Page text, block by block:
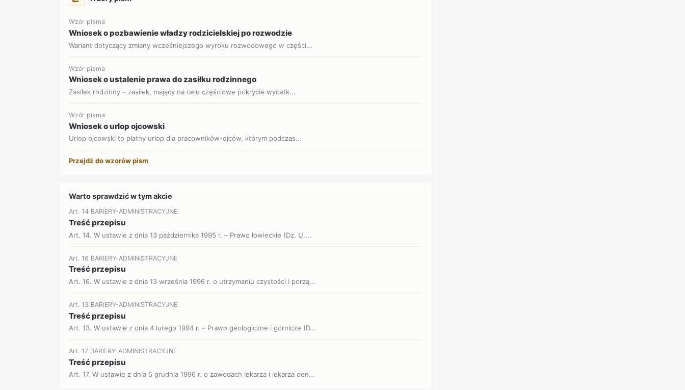
Wzór pisma
Wniosek o pozbawienie władzy rodzicielskiej po rozwodzie
Wariant dotyczący zmiany wcześniejszego wyroku rozwodowego w części...
Wzór pisma
Wniosek o ustalenie prawa do zasiłku rodzinnego
Zasiłek rodzinny – zasiłek, mający na celu częściowe pokrycie wydatk...
Wzór pisma
Wniosek o urlop ojcowski
Urlop ojcowski to płatny urlop dla pracowników-ojców, którym podczas...
Przejdź do wzorów pism
Warto sprawdzić w tym akcie
Art. 14 BARIERY-ADMINISTRACYJNE
Treść przepisu
Art. 14. W ustawie z dnia 13 października 1995 r. – Prawo łowieckie (Dz. U....
Art. 16 BARIERY-ADMINISTRACYJNE
Treść przepisu
Art. 16. W ustawie z dnia 13 września 1996 r. o utrzymaniu czystości i porzą...
Art. 13 BARIERY-ADMINISTRACYJNE
Treść przepisu
Art. 13. W ustawie z dnia 4 lutego 1994 r. – Prawo geologiczne i górnicze (D...
Art. 17 BARIERY-ADMINISTRACYJNE
Treść przepisu
Art. 17. W ustawie z dnia 5 grudnia 1996 r. o zawodach lekarza i lekarza den...